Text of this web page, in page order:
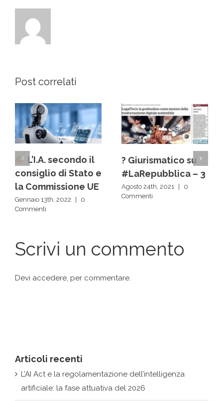
Post correlati
L’I.A. secondo il
consiglio di Stato e
la Commissione UE
Gennaio 13th, 2022
0
Commenti
? Giurismatico su
#LaRepubblica – 3
Agosto 24th, 2021
0
Commenti
Scrivi un commento
Devi accedere, per commentare.
Articoli recenti
L’AI Act e la regolamentazione dell’intelligenza
artificiale: la fase attuativa del 2026